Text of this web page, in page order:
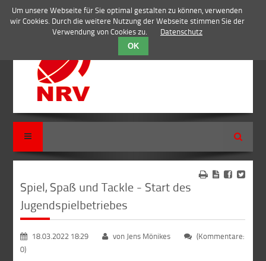
Suche
Spiel, Spaß und Tackle - Start des
Jugendspielbetriebes
18.03.2022 18:29 von Jens Mönikes
(Kommentare:
0)
Um unsere Webseite für Sie optimal gestalten zu können, verwenden
wir Cookies. Durch die weitere Nutzung der Webseite stimmen Sie der
Verwendung von Cookies zu.
Datenschutz
OK